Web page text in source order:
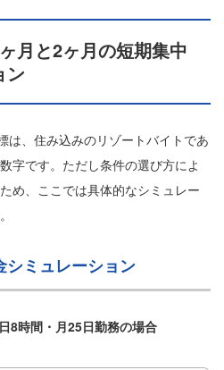
月と2ヶ月の短期集中
ン
は、住み込みのリゾートバイトであ
字です。ただし条件の選び方によ
め、ここでは具体的なシミュレー
シミュレーション
8時間・月25日勤務の場合